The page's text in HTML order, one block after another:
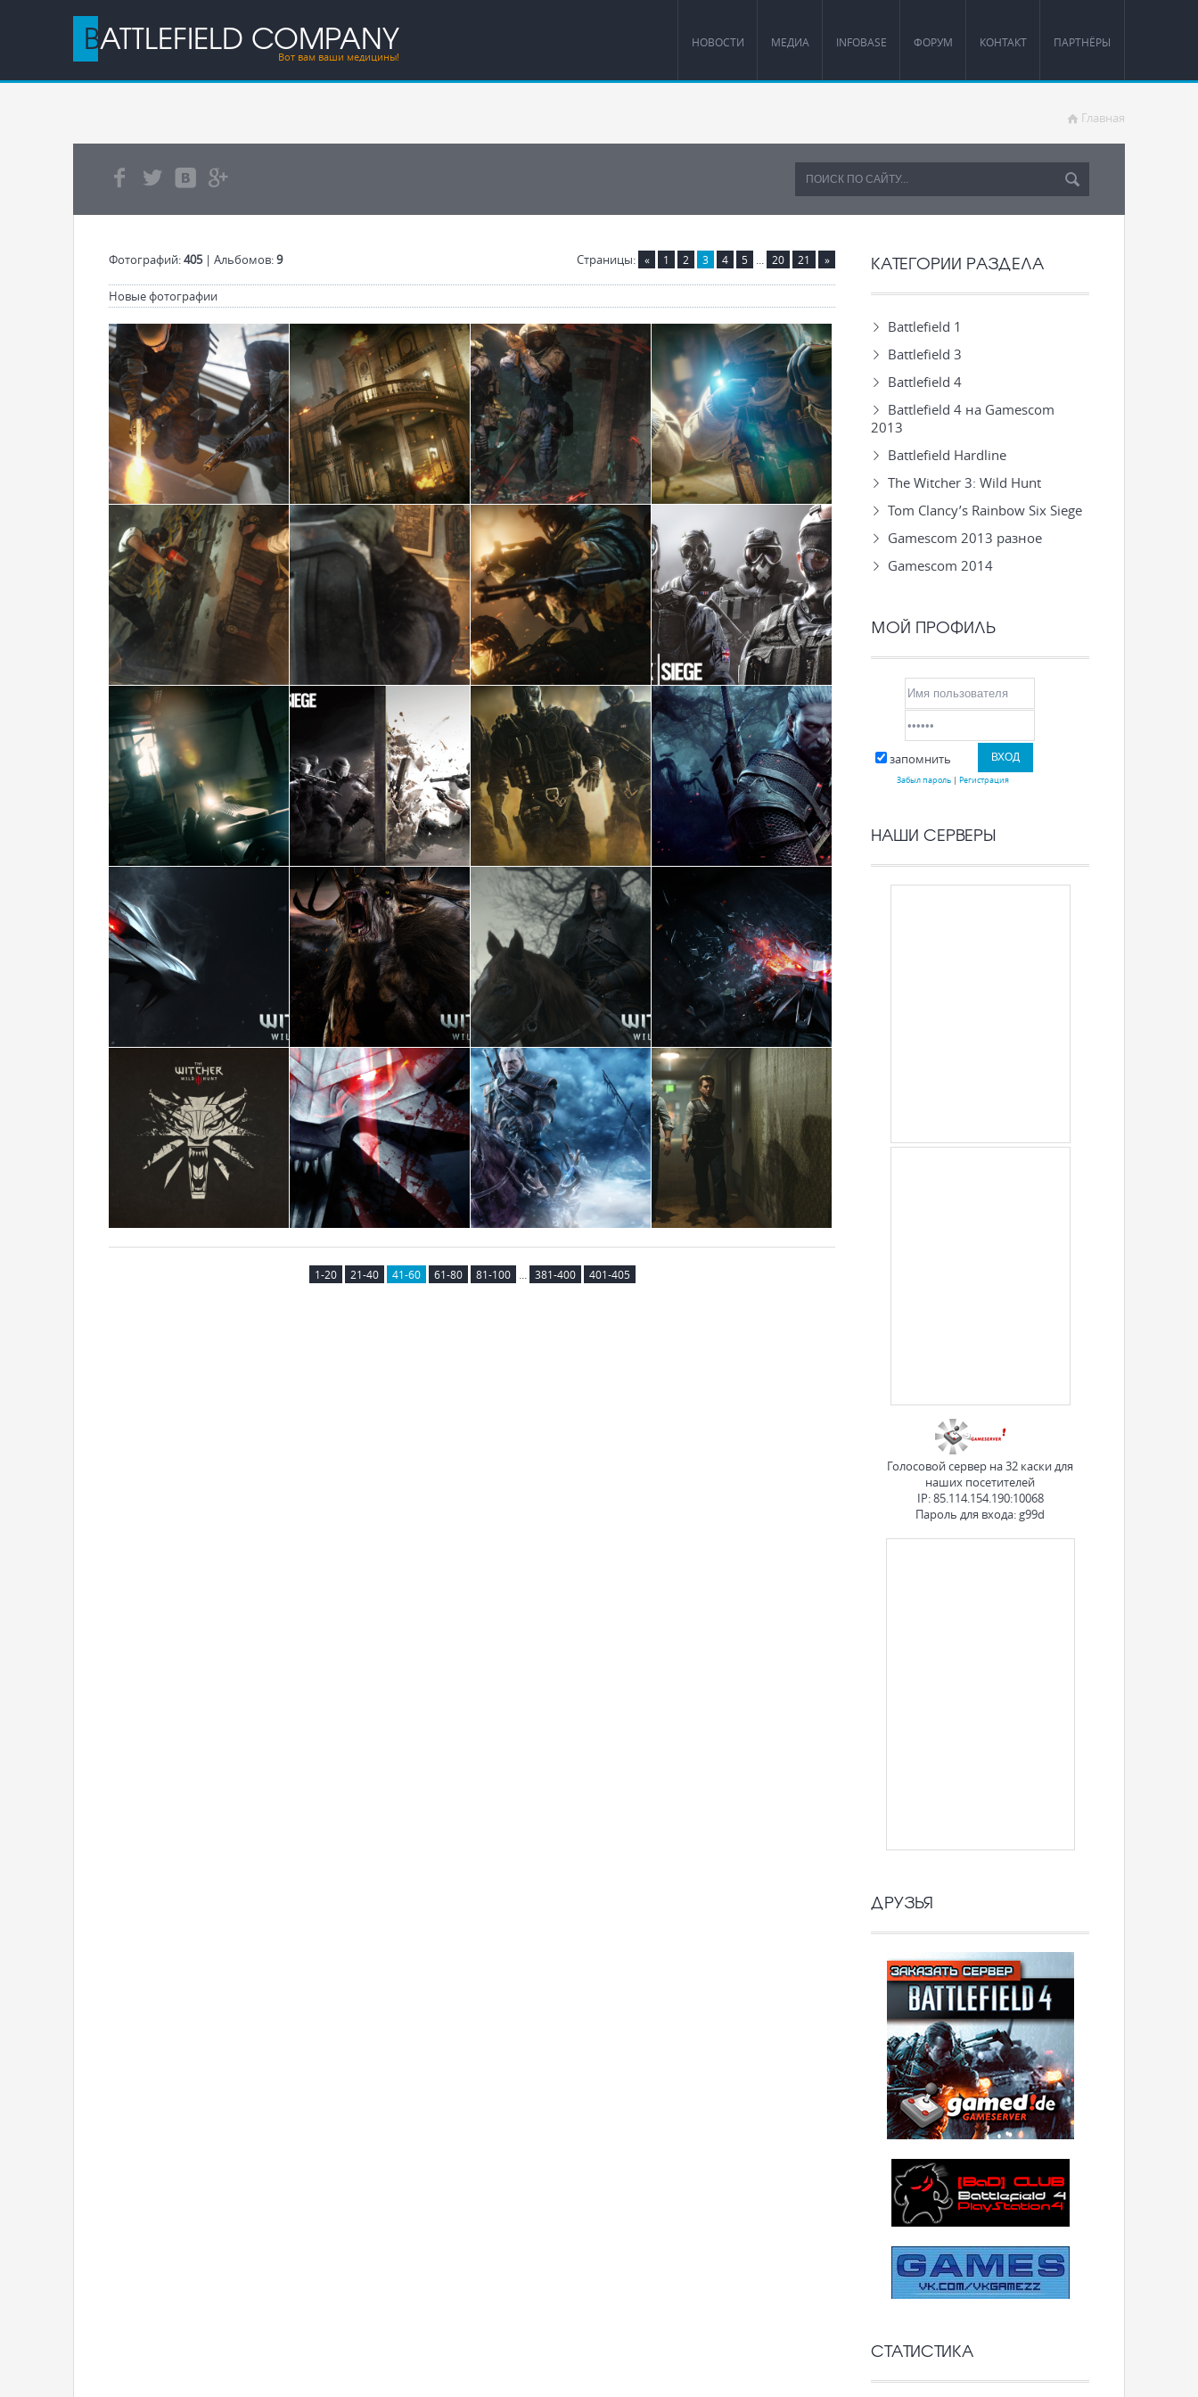
BATTLEFIELD COMPANY
Вот вам ваши медицины!
НОВОСТИ МЕДИА INFOBASE ФОРУМ КОНТАКТ ПАРТНЁРЫ
Главная
Фотографий:405| Альбомов:9 Страницы: « 1 2 3 4 5 ... 20 21 »
Новые фотографии
1-20 21-40 41-60 61-80 81-100 ... 381-400 401-405
КАТЕГОРИИ РАЗДЕЛА
Battlefield 1
Battlefield 3
Battlefield 4
Battlefield 4 на Gamescom
2013
Battlefield Hardline
The Witcher 3: Wild Hunt
Tom Clancy’s Rainbow Six Siege
Gamescom 2013 разное
Gamescom 2014
МОЙ ПРОФИЛЬ
запомнить
Забыл пароль| Регистрация
НАШИ СЕРВЕРЫ
Голосовой сервер на 32 каски для
наших посетителей
IP: 85.114.154.190:10068
Пароль для входа: g99d
ДРУЗЬЯ
СТАТИСТИКА